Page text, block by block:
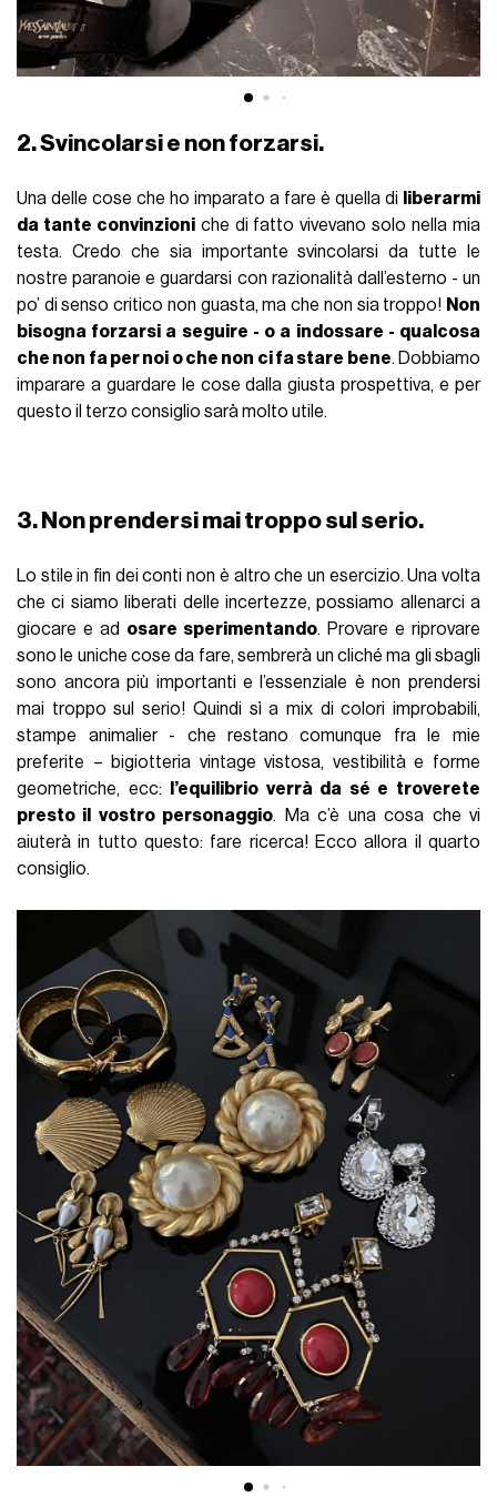
2. Svincolarsi e non forzarsi.
Una delle cose che ho imparato a fare è quella di
liberarmi
da tante convinzioniche di fatto vivevano solo nella mia
testa. Credo che sia importante svincolarsi da tutte le
nostre paranoie e guardarsi con razionalità dall’esterno - un
po’ di senso critico non guasta, ma che non sia troppo! Non
bisogna forzarsi a seguire - o a indossare - qualcosa
che non fa per noi o che non ci fa stare bene. Dobbiamo
imparare a guardare le cose dalla giusta prospettiva, e per
questo il terzo consiglio sarà molto utile.
3. Non prendersi mai troppo sul serio.
Lo stile in fin dei conti non è altro che un esercizio. Una volta
che ci siamo liberati delle incertezze, possiamo allenarci a
giocare e ad osare sperimentando. Provare e riprovare
sono le uniche cose da fare, sembrerà un cliché ma gli sbagli
sono ancora più importanti e l’essenziale è non prendersi
mai troppo sul serio! Quindi sì a mix di colori improbabili,
stampe animalier - che restano comunque fra le mie
preferite – bigiotteria vintage vistosa, vestibilità e forme
geometriche, ecc:
l’equilibrio verrà da sé e troverete
presto il vostro personaggio. Ma c’è una cosa che vi
aiuterà in tutto questo: fare ricerca! Ecco allora il quarto
consiglio.